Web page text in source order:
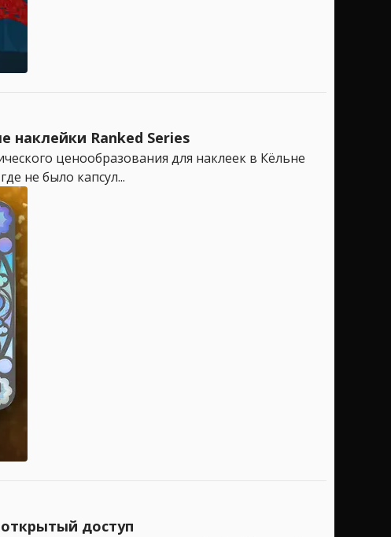
наклейки Ranked Series
ценообразования для наклеек в Кёльне
не было капсул...
доступ